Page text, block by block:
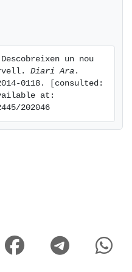
han
al cervell que
al seu funcionament.
ajudar a entendre
de la glia amb les
a estimular els
també com es poden
com el
Descobreixen un nou
Diari Ara .
0118. [consulted:
at:
202046